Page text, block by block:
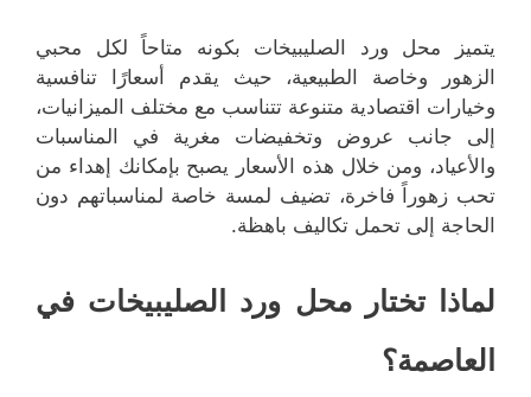
يتميز محل ورد الصليبيخات بكونه متاحاً لكل محبي
الزهور وخاصة الطبيعية، حيث يقدم أسعارًا تنافسية
وخيارات اقتصادية متنوعة تتناسب مع مختلف الميزانيات،
إلى جانب عروض وتخفيضات مغرية في المناسبات
والأعياد، ومن خلال هذه الأسعار يصبح بإمكانك إهداء من
تحب زهوراً فاخرة، تضيف لمسة خاصة لمناسباتهم دون
الحاجة إلى تحمل تكاليف باهظة.
لماذا تختار محل ورد الصليبيخات في
العاصمة؟